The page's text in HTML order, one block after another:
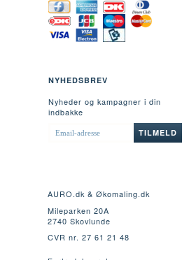
NYHEDSBREV
Nyheder og kampagner i din
indbakke
EMAIL-
ADRESSE
TILMELD
AURO.dk & Økomaling.dk
Mileparken 20A
2740 Skovlunde
CVR nr. 27 61 21 48